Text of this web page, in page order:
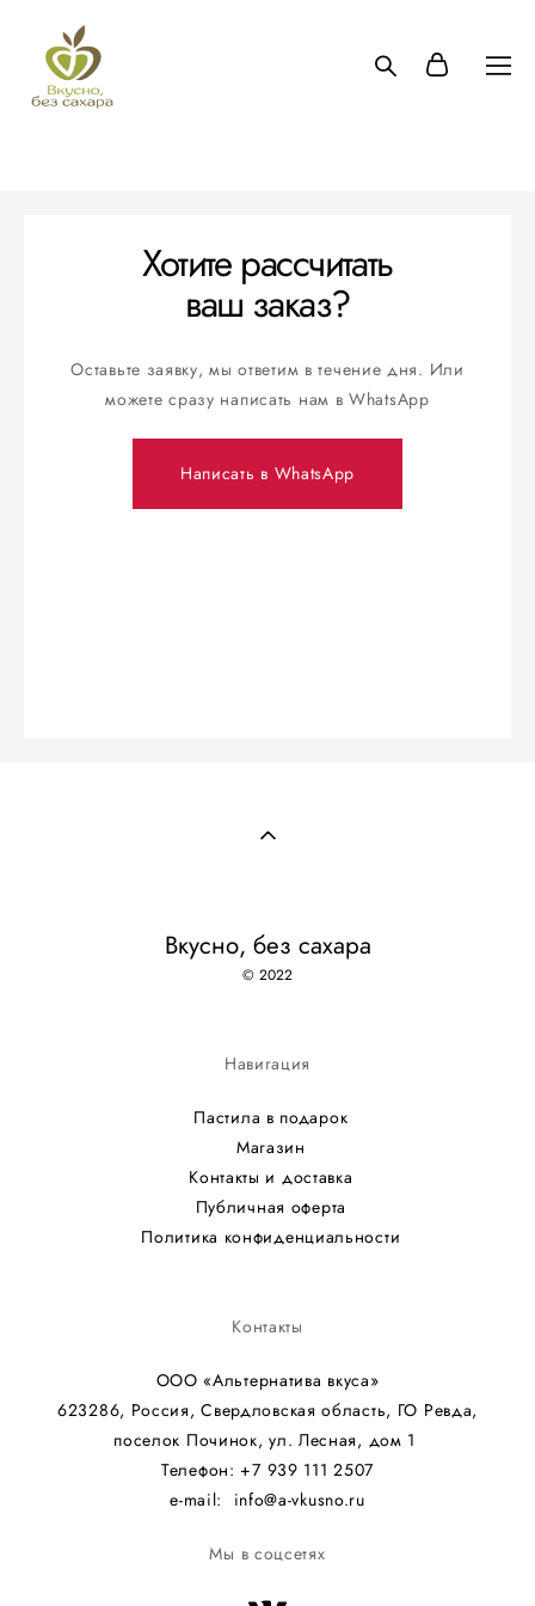
Хотите рассчитать
ваш заказ?
Оставьте заявку, мы ответим в течение дня. Или
можете сразу написать нам в WhatsApp
Написать в WhatsApp
Вкусно, без сахара
© 2022
Навигация
Пастила в подарок
Магазин
Контакты и доставка
Публичная оферта
Политика конфиденциальности
Контакты
ООО «Альтернатива вкуса»
623286, Россия, Свердловская область, ГО Ревда,
поселок Починок, ул. Лесная, дом 1
Телефон: +7 939 111 2507
e-mail: info@a-vkusno.ru
Мы в соцсетях